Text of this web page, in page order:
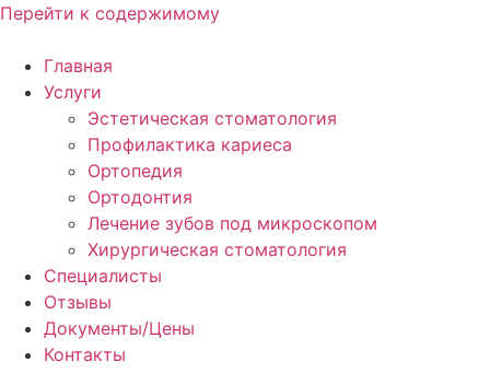
Перейти к содержимому
Главная
Услуги
Эстетическая стоматология
Профилактика кариеса
Ортопедия
Ортодонтия
Лечение зубов под микроскопом
Хирургическая стоматология
Специалисты
Отзывы
Документы/Цены
Контакты